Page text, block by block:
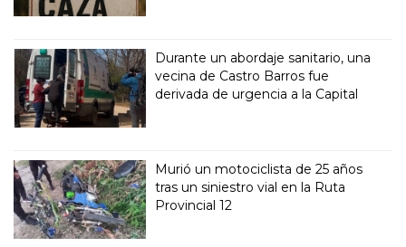
Durante un abordaje sanitario, una
vecina de Castro Barros fue
derivada de urgencia a la Capital
Murió un motociclista de 25 años
tras un siniestro vial en la Ruta
Provincial 12